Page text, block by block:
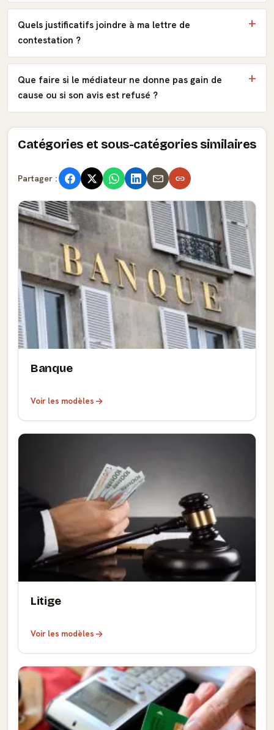
Quels justificatifs joindre à ma lettre de
contestation ?
Que faire si le médiateur ne donne pas gain de
cause ou si son avis est refusé ?
Catégories et sous-catégories similaires
Partager :
Banque
Voir les modèles
Litige
Voir les modèles